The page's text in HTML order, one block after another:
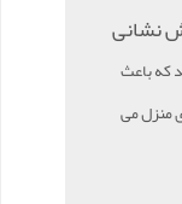
نشانی
که باعث
منزل می